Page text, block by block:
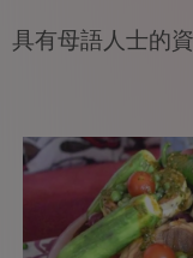
具有母語人士的